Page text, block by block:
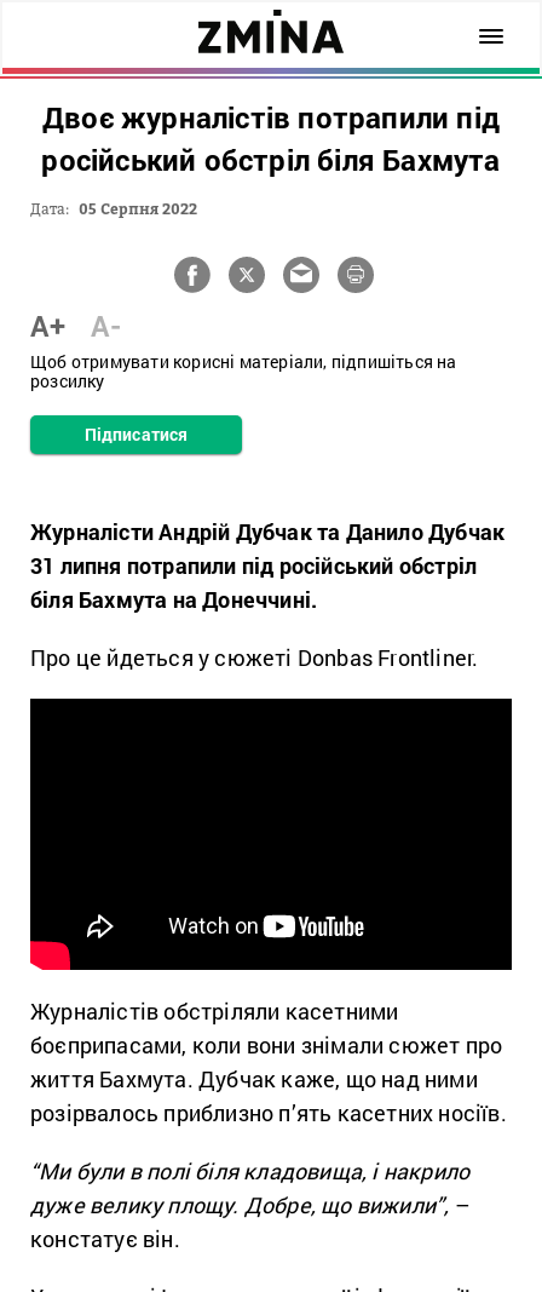
Двоє журналістів потрапили під
російський обстріл біля Бахмута
Дата: 05 Серпня 2022
A+ A-
Щоб отримувати корисні матеріали, підпишіться на
розсилку
Підписатися
Журналісти Андрій Дубчак та Данило Дубчак
31 липня потрапили під російський обстріл
біля Бахмута на Донеччині.
Про це йдеться у сюжеті Donbas Frontliner.
Журналістів обстріляли касетними
боєприпасами, коли вони знімали сюжет про
життя Бахмута. Дубчак каже, що над ними
розірвалось приблизно п’ять касетних носіїв.
“Ми були в полі біля кладовища, і накрило
дуже велику площу. Добре, що вижили”, –
констатує він.